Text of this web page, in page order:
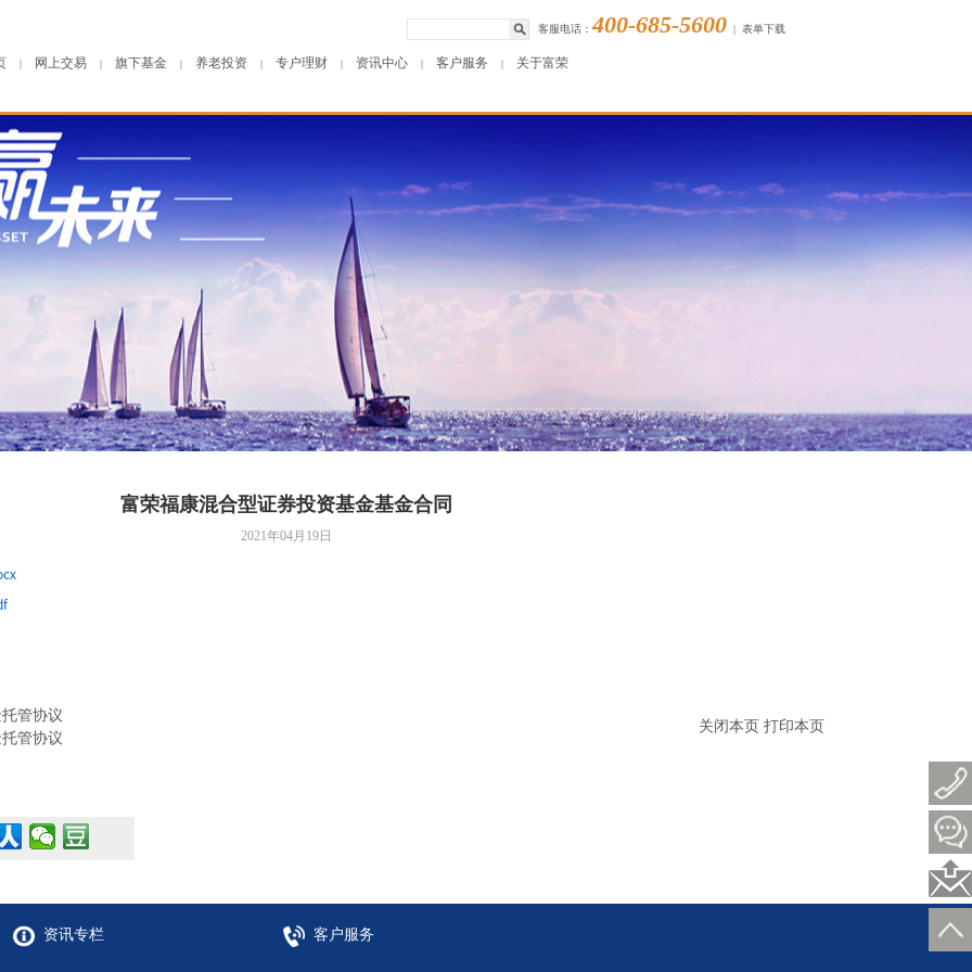
客服电话：400-685-5600 | 表单下载
| 网上交易 | 旗下基金 | 养老投资 | 专户理财 | 资讯中心 | 客户服务 | 关于富荣
富荣福康混合型证券投资基金基金合同
2021年04月19日
管协议
管协议
关闭本页 打印本页
资讯专栏 客户服务